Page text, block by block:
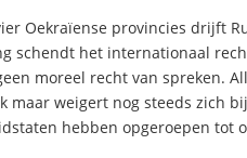
Oekraïense provincies drijft
schendt het internationaal
moreel recht van spreken.
maar weigert nog steeds zich
hebben opgeroepen tot